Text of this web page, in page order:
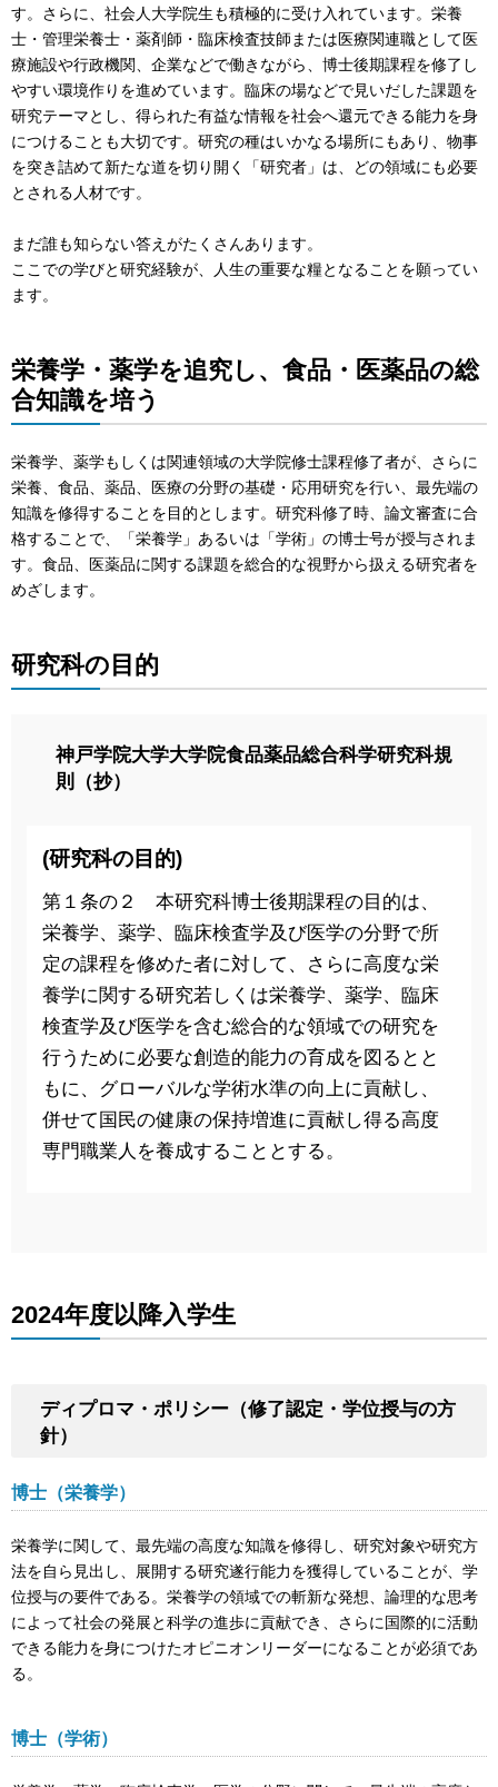
す。さらに、社会人大学院生も積極的に受け入れています。栄養
士・管理栄養士・薬剤師・臨床検査技師または医療関連職として医
療施設や行政機関、企業などで働きながら、博士後期課程を修了し
やすい環境作りを進めています。臨床の場などで見いだした課題を
研究テーマとし、得られた有益な情報を社会へ還元できる能力を身
につけることも大切です。研究の種はいかなる場所にもあり、物事
を突き詰めて新たな道を切り開く「研究者」は、どの領域にも必要
とされる人材です。
まだ誰も知らない答えがたくさんあります。
ここでの学びと研究経験が、人生の重要な糧となることを願ってい
ます。
栄養学・薬学を追究し、食品・医薬品の総
合知識を培う
栄養学、薬学もしくは関連領域の大学院修士課程修了者が、さらに
栄養、食品、薬品、医療の分野の基礎・応用研究を行い、最先端の
知識を修得することを目的とします。研究科修了時、論文審査に合
格することで、「栄養学」あるいは「学術」の博士号が授与されま
す。食品、医薬品に関する課題を総合的な視野から扱える研究者を
めざします。
研究科の目的
神戸学院大学大学院食品薬品総合科学研究科規
則（抄）
(研究科の目的)
第１条の２ 本研究科博士後期課程の目的は、
栄養学、薬学、臨床検査学及び医学の分野で所
定の課程を修めた者に対して、さらに高度な栄
養学に関する研究若しくは栄養学、薬学、臨床
検査学及び医学を含む総合的な領域での研究を
行うために必要な創造的能力の育成を図るとと
もに、グローバルな学術水準の向上に貢献し、
併せて国民の健康の保持増進に貢献し得る高度
専門職業人を養成することとする。
2024年度以降入学生
ディプロマ・ポリシー（修了認定・学位授与の方
針）
博士（栄養学）
栄養学に関して、最先端の高度な知識を修得し、研究対象や研究方
法を自ら見出し、展開する研究遂行能力を獲得していることが、学
位授与の要件である。栄養学の領域での斬新な発想、論理的な思考
によって社会の発展と科学の進歩に貢献でき、さらに国際的に活動
できる能力を身につけたオピニオンリーダーになることが必須であ
る。
博士（学術）